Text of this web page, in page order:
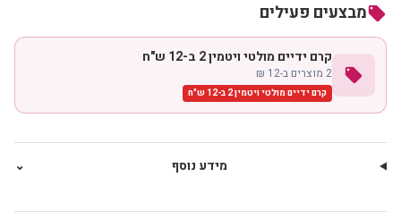
local_offerמבצעים פעילים
local_offer
קרם ידיים מולטי ויטמין 2 ב-12 ש"ח
2 מוצרים ב-12 ₪
קרם ידיים מולטי ויטמין 2 ב-12 ש"ח
מידע נוסף ⌄